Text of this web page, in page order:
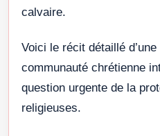
calvaire.
Voici le récit détaillé
communauté chrétienne
question urgente de la
religieuses.